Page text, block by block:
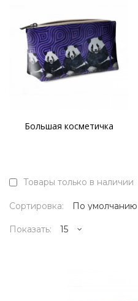
Большая косметичка
Товары только в наличии
Сортировка:
Показать: